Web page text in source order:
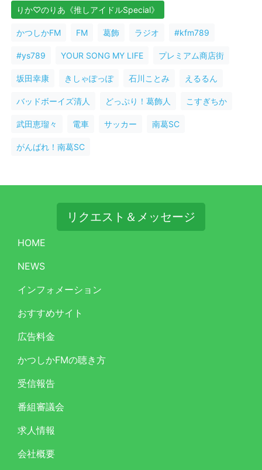
りか♡のりあ《推しアイドルSpecial》
かつしかFM FM 葛飾 ラジオ #kfm789
#ys789 YOUR SONG MY LIFE プレミアム商店街
坂田幸康 きしゃぽっぽ 石川ことみ えるるん
バッドボーイズ清人 どっぷり！葛飾人 こすぎちか
武田恵瑠々 電車 サッカー 南葛SC
がんばれ！南葛SC
リクエスト＆メッセージ
HOME
NEWS
インフォメーション
おすすめサイト
広告料金
かつしかFMの聴き方
受信報告
番組審議会
求人情報
会社概要